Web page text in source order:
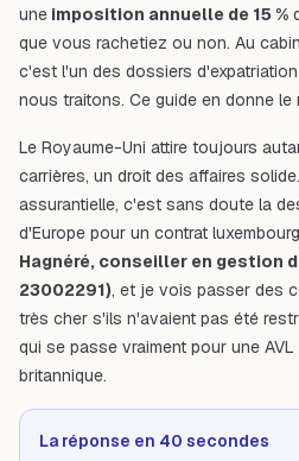
une imposition annuelle de 15 %
que vous rachetiez ou non. Au
c'est l'un des dossiers
nous traitons. Ce guide en donne le
Le Royaume-Uni attire toujours
carrières, un droit des affaires
assurantielle, c'est sans doute la
d'Europe pour un contrat
Hagnéré, conseiller en gestion
23002291), et je vois passer des
très cher s'ils n'avaient pas été
qui se passe vraiment pour une
britannique.
La réponse en 40 secondes